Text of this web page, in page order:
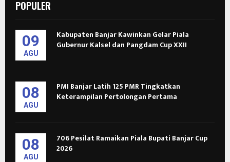
POPULER
09
AGU
Kabupaten Banjar Kawinkan Gelar Piala
Gubernur Kalsel dan Pangdam Cup XXII
08
AGU
PMI Banjar Latih 125 PMR Tingkatkan
Keterampilan Pertolongan Pertama
08
AGU
706 Pesilat Ramaikan Piala Bupati Banjar Cup
2026